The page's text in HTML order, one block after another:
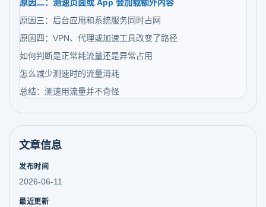
原因二：测速页面或 App 会加载额外内容
原因三：后台应用和系统服务同时占网
原因四：VPN、代理或加速工具改变了路径
如何判断是正常耗流量还是异常占用
怎么减少测速时的流量消耗
总结：测速用流量并不奇怪
文章信息
发布时间
2026-06-11
最近更新